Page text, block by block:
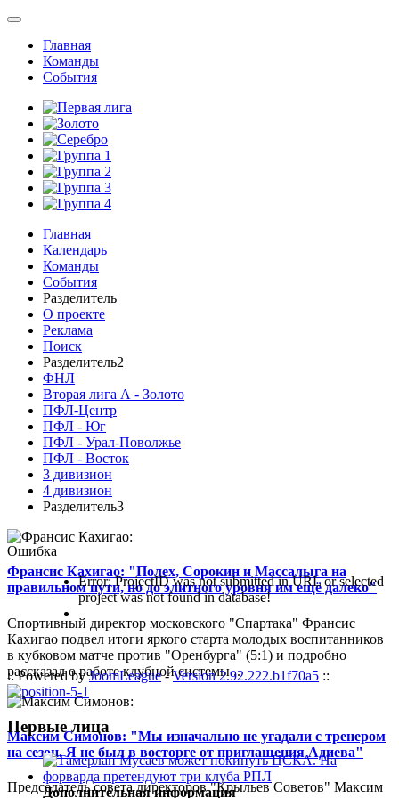
Главная
Команды
События
Главная
Календарь
Команды
События
Разделитель
О проекте
Реклама
Поиск
Разделитель2
ФНЛ
Вторая лига А - Золото
ПФЛ-Центр
ПФЛ - Юг
ПФЛ - Урал-Поволжье
ПФЛ - Восток
3 дивизион
4 дивизион
Разделитель3
Франсис Кахигао: "Полех, Сорокин и Массалыга на
правильном пути, но до элитного уровня им ещё далеко"
Спортивный директор московского "Спартака" Франсис
Кахигао подвел итоги яркого старта молодых воспитанников
в кубковом матче против "Оренбурга" (5:1) и подробно
рассказал о работе клубной системы...
Максим Симонов: "Мы изначально не угадали с тренером
на сезон. Я не был в восторге от приглашения Адиева"
Председатель совета директоров "Крыльев Советов" Максим
Ошибка
Error: ProjectID was not submitted in URL or selected
project was not found in database!
:: Powered byJoomLeague-Version 2.92.222.b1f70a5 ::
Первые лица
Дополнительная информация